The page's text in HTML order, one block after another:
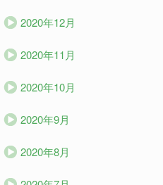
2020年12月
2020年11月
2020年10月
2020年9月
2020年8月